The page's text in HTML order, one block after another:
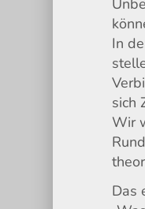
In
sich
Wir
Das